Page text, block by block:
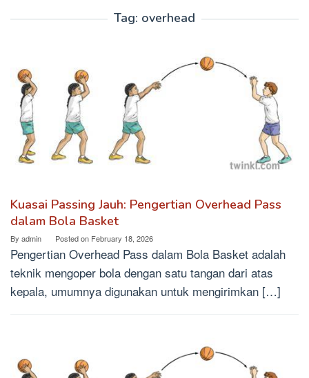
Tag: overhead
Kuasai Passing Jauh: Pengertian Overhead Pass
dalam Bola Basket
By admin Posted on February 18, 2026
Pengertian Overhead Pass dalam Bola Basket adalah
teknik mengoper bola dengan satu tangan dari atas
kepala, umumnya digunakan untuk mengirimkan […]